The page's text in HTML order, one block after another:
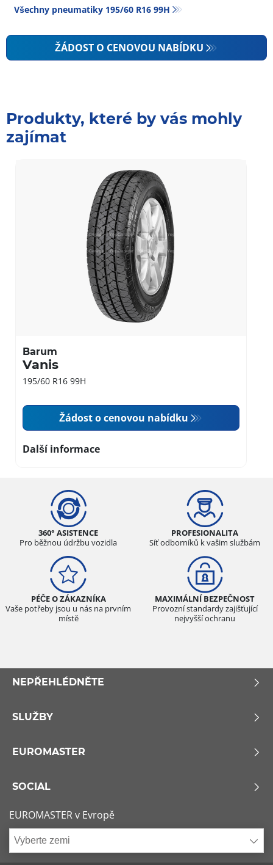
Všechny pneumatiky‎ 195/60 R16 99H
ŽÁDOST O CENOVOU NABÍDKU
Produkty, které by vás mohly
zajímat
Barum
Vanis
195/60 R16 99H
Žádost o cenovou nabídku
Další informace
360° ASISTENCE
Pro běžnou údržbu vozidla
PROFESIONALITA
Síť odborníků k vašim službám
PÉČE O ZÁKAZNÍKA
Vaše potřeby jsou u nás na prvním
místě
MAXIMÁLNÍ BEZPEČNOST
Provozní standardy zajišťující
nejvyšší ochranu
NEPŘEHLÉDNĚTE
SLUŽBY
EUROMASTER
SOCIAL
EUROMASTER v Evropě
Vyberte zemi